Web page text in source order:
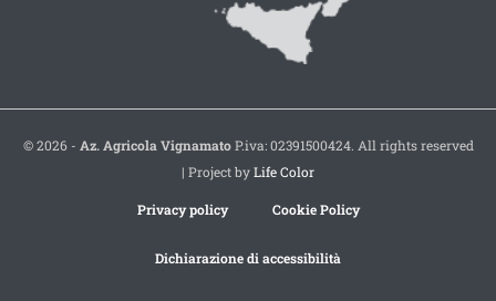
© 2026 - Az. Agricola VignamatoP.iva: 02391500424. All rights reserved
| Project byLife Color
Privacy policy Cookie Policy
Dichiarazione di accessibilità